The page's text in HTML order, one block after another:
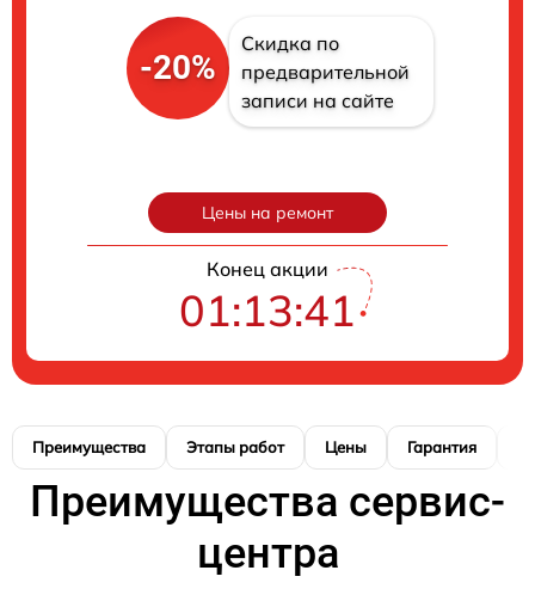
-20%
Скидка по
предварительной
записи на сайте
Цены на ремонт
Конец акции
01:13:40
Преимущества Этапы работ Цены Гарантия
Преимущества сервис-
центра